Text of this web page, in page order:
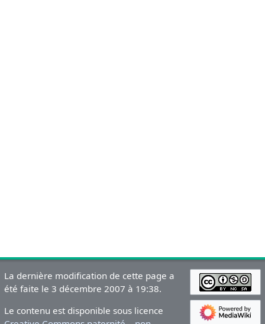
La dernière modification de cette page a
été faite le 3 décembre 2007 à 19:38.
Le contenu est disponible sous licence